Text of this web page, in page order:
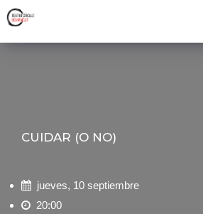
CUIDAR (O NO)
jueves, 10 septiembre
20:00